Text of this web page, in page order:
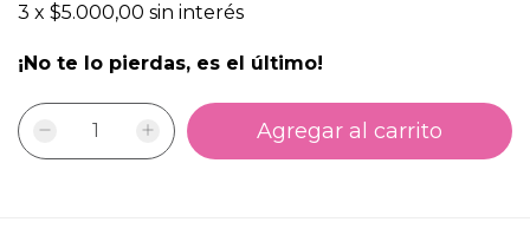
3 x $5.000,00 sin interés
¡No te lo pierdas, es el último!